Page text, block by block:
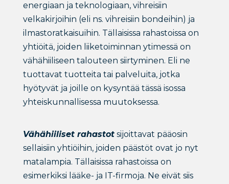
energiaan ja teknologiaan, vihreisiin
velkakirjoihin (eli ns. vihreisiin bondeihin) ja
ilmastoratkaisuihin. Tällaisissa rahastoissa on
yhtiöitä, joiden liiketoiminnan ytimessä on
vähähiiliseen talouteen siirtyminen. Eli ne
tuottavat tuotteita tai palveluita, jotka
hyötyvät ja joille on kysyntää tässä isossa
yhteiskunnallisessa muutoksessa.
Vähähiiliset rahastotsijoittavat pääosin
sellaisiin yhtiöihin, joiden päästöt ovat jo nyt
matalampia. Tällaisissa rahastoissa on
esimerkiksi lääke- ja IT-firmoja. Ne eivät siis